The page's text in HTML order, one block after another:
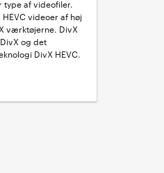
type af videofiler.
videoer af høj
værktøjerne. DivX
og det
DivX HEVC.